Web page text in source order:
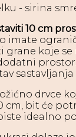
10 cm
imate
grane koje se
sastavljanja
drvce
cm, bit će
idealno